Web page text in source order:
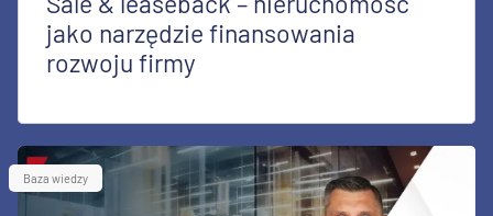
jako narzędzie finansowania
rozwoju firmy
Baza wiedzy